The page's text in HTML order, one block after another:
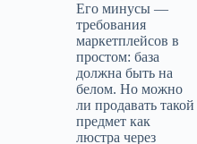
Его минусы —
требования
маркетплейсов в
простом: база
должна быть на
белом. Но можно
ли продавать такой
предмет как
люстра через